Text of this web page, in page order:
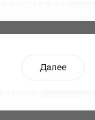
Далее